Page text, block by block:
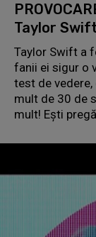
Taylor
Taylor Swift a
fanii ei sigur o
test de
mult de 30 de
mult! Ești